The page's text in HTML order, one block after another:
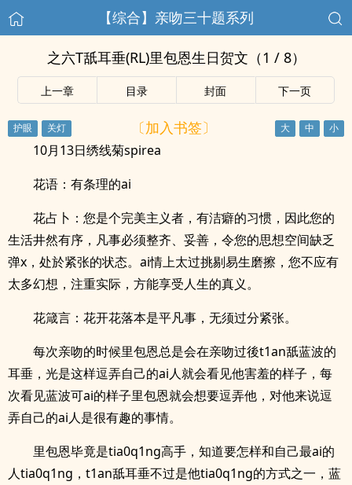
【综合】亲吻三十题系列
之六T舐耳垂(RL)里包恩生日贺文（1 / 8）
上一章 目录 封面 下一页
〔加入书签〕
10月13日绣线菊spirea
花语：有条理的ai
花占卜：您是个完美主义者，有洁癖的习惯，因此您的
生活井然有序，凡事必须整齐、妥善，令您的思想空间缺乏
弹x，处於紧张的状态。ai情上太过挑剔易生磨擦，您不应有
太多幻想，注重实际，方能享受人生的真义。
花箴言：花开花落本是平凡事，无须过分紧张。
每次亲吻的时候里包恩总是会在亲吻过後t1an舐蓝波的
耳垂，光是这样逗弄自己的ai人就会看见他害羞的样子，每
次看见蓝波可ai的样子里包恩就会想要逗弄他，对他来说逗
弄自己的ai人是很有趣的事情。
里包恩毕竟是tia0q1ng高手，知道要怎样和自己最ai的
人tia0q1ng，t1an舐耳垂不过是他tia0q1ng的方式之一，蓝